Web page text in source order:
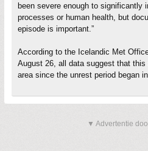
been severe enough to significantly
processes or human health, but
episode is important.”
According to the Icelandic Met
August 26, all data suggest that
area since the unrest period began
▼ Advertentie